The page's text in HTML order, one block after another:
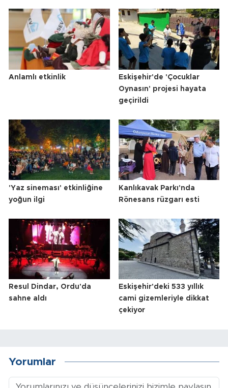
Anlamlı etkinlik
Eskişehir'de 'Çocuklar
Oynasın' projesi hayata
geçirildi
'Yaz sineması' etkinliğine
yoğun ilgi
Kanlıkavak Parkı'nda
Rönesans rüzgarı esti
Resul Dindar, Ordu'da
sahne aldı
Eskişehir'deki 533 yıllık
cami gizemleriyle dikkat
çekiyor
Yorumlar